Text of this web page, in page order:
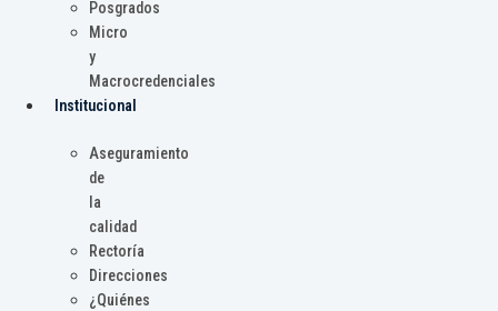
Posgrados
Micro
y
Macrocredenciales
Institucional
Aseguramiento
de
la
calidad
Rectoría
Direcciones
¿Quiénes